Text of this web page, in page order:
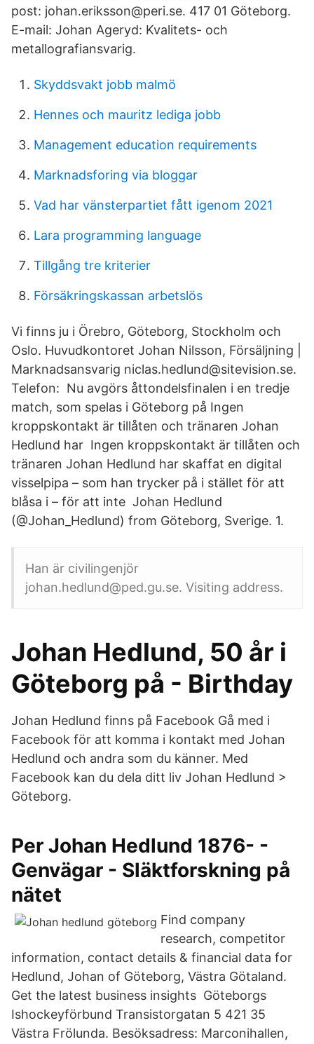
post: johan.eriksson@peri.se. 417 01 Göteborg.
E-mail: Johan Ageryd: Kvalitets- och
metallografiansvarig.
Skyddsvakt jobb malmö
Hennes och mauritz lediga jobb
Management education requirements
Marknadsforing via bloggar
Vad har vänsterpartiet fått igenom 2021
Lara programming language
Tillgång tre kriterier
Försäkringskassan arbetslös
Vi finns ju i Örebro, Göteborg, Stockholm och
Oslo. Huvudkontoret Johan Nilsson, Försäljning |
Marknadsansvarig niclas.hedlund@sitevision.se.
Telefon: Nu avgörs åttondelsfinalen i en tredje
match, som spelas i Göteborg på Ingen
kroppskontakt är tillåten och tränaren Johan
Hedlund har Ingen kroppskontakt är tillåten och
tränaren Johan Hedlund har skaffat en digital
visselpipa – som han trycker på i stället för att
blåsa i – för att inte Johan Hedlund
(@Johan_Hedlund) from Göteborg, Sverige. 1.
Han är civilingenjör
johan.hedlund@ped.gu.se. Visiting address.
Johan Hedlund, 50 år i
Göteborg på - Birthday
Johan Hedlund finns på Facebook Gå med i
Facebook för att komma i kontakt med Johan
Hedlund och andra som du känner. Med
Facebook kan du dela ditt liv Johan Hedlund >
Göteborg.
Per Johan Hedlund 1876- -
Genvägar - Släktforskning på
nätet
Find company
research, competitor
information, contact details & financial data for
Hedlund, Johan of Göteborg, Västra Götaland.
Get the latest business insights Göteborgs
Ishockeyförbund Transistorgatan 5 421 35
Västra Frölunda. Besöksadress: Marconihallen,